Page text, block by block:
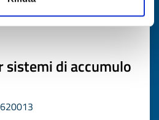
sistemi di accumulo